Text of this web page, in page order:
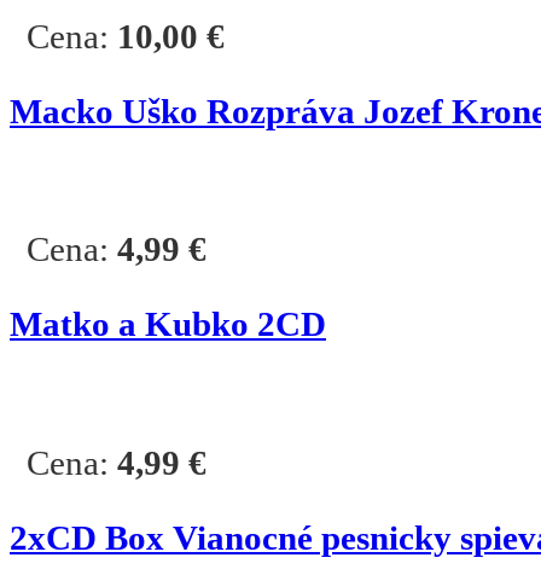
Cena: 10,00 €
Macko Uško Rozpráva Jozef
Cena: 4,99 €
Matko a Kubko 2CD
Cena: 4,99 €
2xCD Box Vianocné pesnicky